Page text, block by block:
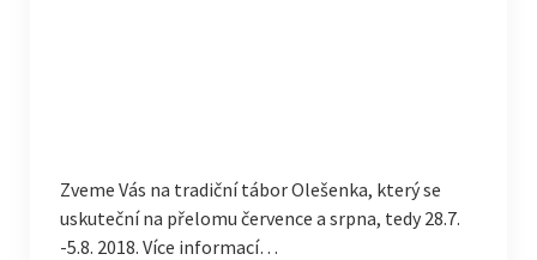
Zveme Vás na tradiční tábor Olešenka, který se
uskuteční na přelomu července a srpna, tedy 28.7.
-5.8. 2018. Více informací…